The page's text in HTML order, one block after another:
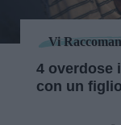
Vi
4 overdose
con un